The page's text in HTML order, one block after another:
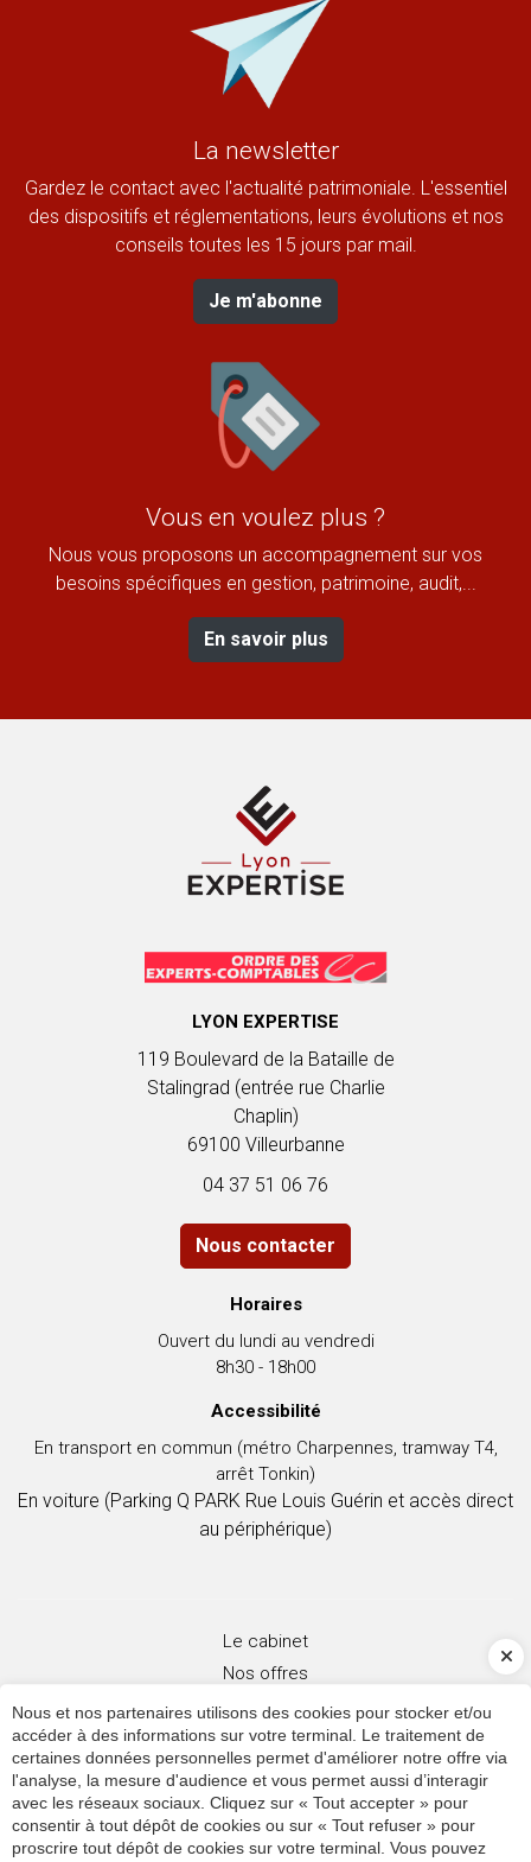
La newsletter
Gardez le contact avec l'actualité patrimoniale. L'essentiel
des dispositifs et réglementations, leurs évolutions et nos
conseils toutes les 15 jours par mail.
Je m'abonne
Vous en voulez plus ?
Nous vous proposons un accompagnement sur vos
besoins spécifiques en gestion, patrimoine, audit,...
En savoir plus
LYON EXPERTISE
119 Boulevard de la Bataille de
Stalingrad (entrée rue Charlie
Chaplin)
69100 Villeurbanne
04 37 51 06 76
Nous contacter
Horaires
Ouvert du lundi au vendredi
8h30 - 18h00
Accessibilité
En transport en commun (métro Charpennes, tramway T4,
arrêt Tonkin)
En voiture (Parking Q PARK Rue Louis Guérin et accès direct
au périphérique)
Le cabinet
Nos offres
Actualités
Outils
Blog
Contact
Plan du site
Nous et nos partenaires utilisons des cookies pour stocker et/ou
accéder à des informations sur votre terminal. Le traitement de
certaines données personnelles permet d'améliorer notre offre via
l'analyse, la mesure d'audience et vous permet aussi d’interagir
avec les réseaux sociaux. Cliquez sur « Tout accepter » pour
consentir à tout dépôt de cookies ou sur « Tout refuser » pour
proscrire tout dépôt de cookies sur votre terminal. Vous pouvez